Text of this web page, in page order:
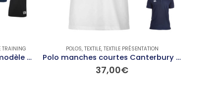
TRAINING
Débardeur training Errea – modèle ROCKETS
POLOS, TEXTILE, TEXTILE PRÉSENTATION
Polo manches courtes Canterbury – modèle WAIMAK
37,00€